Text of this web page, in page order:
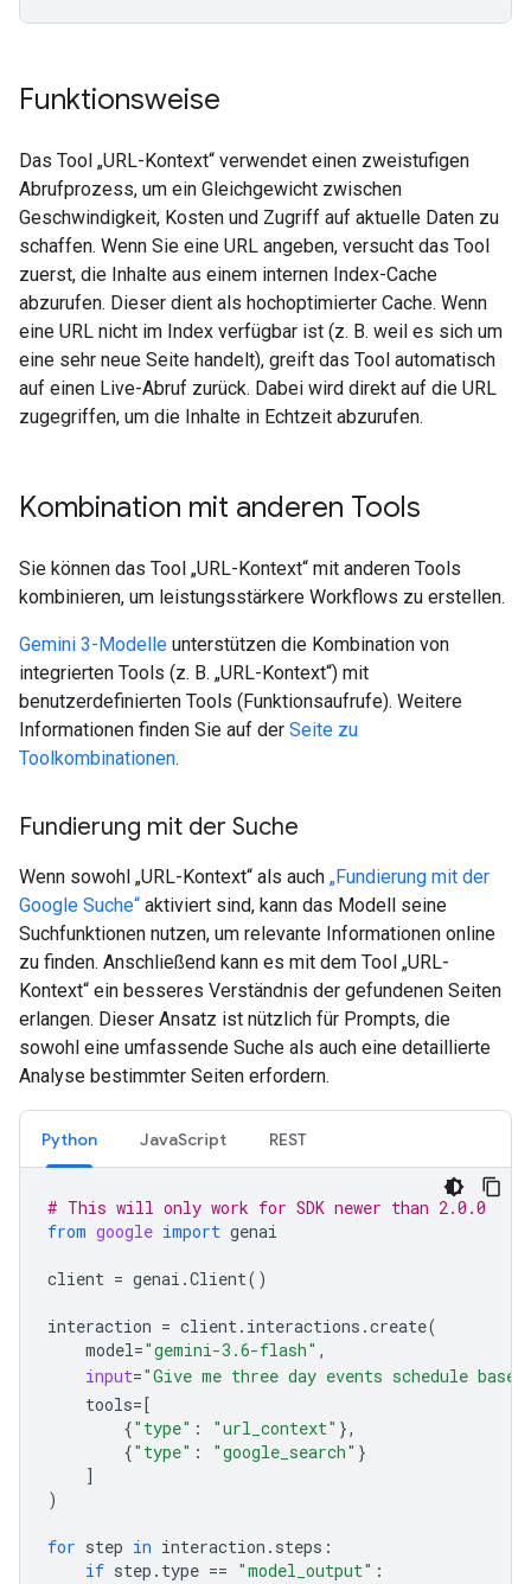
Funktionsweise
Das Tool „URL-Kontext“ verwendet einen zweistufigen
Abrufprozess, um ein Gleichgewicht zwischen
Geschwindigkeit, Kosten und Zugriff auf aktuelle Daten zu
schaffen. Wenn Sie eine URL angeben, versucht das Tool
zuerst, die Inhalte aus einem internen Index-Cache
abzurufen. Dieser dient als hochoptimierter Cache. Wenn
eine URL nicht im Index verfügbar ist (z. B. weil es sich um
eine sehr neue Seite handelt), greift das Tool automatisch
auf einen Live-Abruf zurück. Dabei wird direkt auf die URL
zugegriffen, um die Inhalte in Echtzeit abzurufen.
Kombination mit anderen Tools
Sie können das Tool „URL-Kontext“ mit anderen Tools
kombinieren, um leistungsstärkere Workflows zu erstellen.
Gemini 3-Modelle unterstützen die Kombination von
integrierten Tools (z. B. „URL-Kontext“) mit
benutzerdefinierten Tools (Funktionsaufrufe). Weitere
Informationen finden Sie auf der Seite zu
Toolkombinationen.
Fundierung mit der Suche
Wenn sowohl „URL-Kontext“ als auch „Fundierung mit der
Google Suche“ aktiviert sind, kann das Modell seine
Suchfunktionen nutzen, um relevante Informationen online
zu finden. Anschließend kann es mit dem Tool „URL-
Kontext“ ein besseres Verständnis der gefundenen Seiten
erlangen. Dieser Ansatz ist nützlich für Prompts, die
sowohl eine umfassende Suche als auch eine detaillierte
Analyse bestimmter Seiten erfordern.
Python JavaScript REST
# This will only work for SDK newer than 2.0.0
from google import genai
client = genai .Client()
interaction = client. interactions .create(
model="gemini-3.6-flash" ,
input="Give me three day events schedule
tools=[
{"type" : "url_context" },
{"type" : "google_search" }
]
)
for step in interaction . steps :
if step . type == "model_output" :